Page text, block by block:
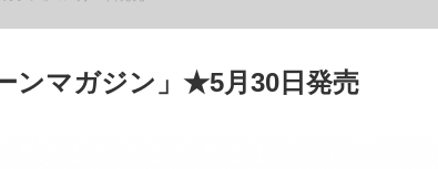
ンマガジン」★5月30日発売